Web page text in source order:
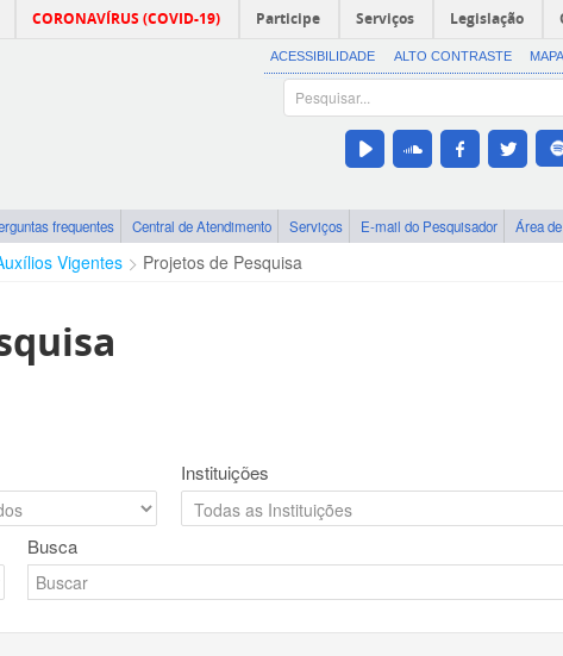
CORONAVÍRUS (COVID-19) Participe Serviços Legislação
ACESSIBILIDADE ALTO CONTRASTE
frequentes Central de Atendimento Serviços E-mail do Pesquisador Área
Vigentes Projetos de Pesquisa
Instituições
Busca